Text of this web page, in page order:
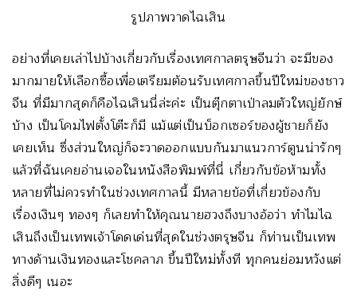
รูปภาพวาดไฉเสิน
อย่างที่เคยเล่าไปบ้างเกี่ยวกับเรื่องเทศกาลตรุษจีนว่า จะมีของ
มากมายให้เลือกซื้อเพื่อเตรียมต้อนรับเทศกาลขึ้นปีใหม่ของชาว
จีน ที่มีมากสุดก็คือไฉเสินนี่ล่ะค่ะ เป็นตุ๊กตาเป่าลมตัวใหญ่ยักษ์
บ้าง เป็นโคมไฟตั้งโต๊ะก็มี แม้แต่เป็นบ็อกเซอร์ของผู้ชายก็ยัง
เคยเห็น ซึ่งส่วนใหญ่ก็จะวาดออกแบบกันมาแนวการ์ตูนน่ารักๆ
แล้วที่ฉันเคยอ่านเจอในหนังสือพิมพ์ที่นี่ เกี่ยวกับข้อห้ามทั้ง
หลายที่ไม่ควรทำในช่วงเทศกาลนี้ มีหลายข้อที่เกี่ยวข้องกับ
เรื่องเงินๆ ทองๆ ก็เลยทำให้คุณนายฮวงถึงบางอ้อว่า ทำไมไฉ
เสินถึงเป็นเทพเจ้าโดดเด่นที่สุดในช่วงตรุษจีน ก็ท่านเป็นเทพ
ทางด้านเงินทองและโชคลาภ ขึ้นปีใหม่ทั้งที ทุกคนย่อมหวังแต่
สิ่งดีๆ เนอะ